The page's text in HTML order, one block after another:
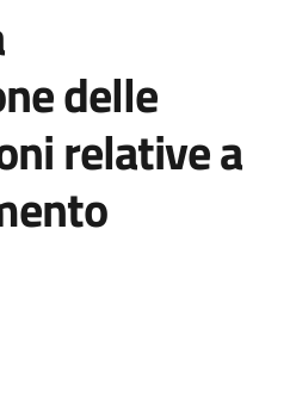
delle
relative a